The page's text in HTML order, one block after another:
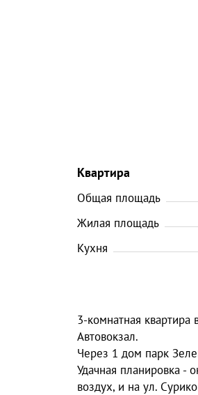
Квартира
Общая площадь
Жилая площадь
Кухня
3-комнатная
Автовокзал.
Через 1 дом парк
Удачная планировка -
воздух, и на ул.